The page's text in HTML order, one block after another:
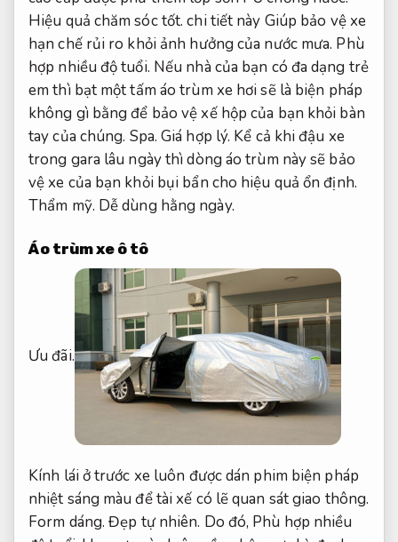
Hiệu quả chăm sóc tốt. chi tiết này Giúp bảo vệ xe
hạn chế rủi ro khỏi ảnh hưởng của nước mưa. Phù
hợp nhiều độ tuổi. Nếu nhà của bạn có đa dạng trẻ
em thì bạt một tấm áo trùm xe hơisẽ là biện pháp
không gì bằng để bảo vệ xế hộp của bạn khỏi bàn
tay của chúng. Spa. Giá hợp lý. Kể cả khi đậu xe
trong gara lâu ngày thì dòng áo trùm này sẽ bảo
vệ xe của bạn khỏi bụi bẩn cho hiệu quả ổn định.
Thẩm mỹ. Dễ dùng hằng ngày.
Áo trùm xe ô tô
Ưu đãi.
Kính lái ở trước xe luôn được dán phim biện pháp
nhiệt sáng màu để tài xế có lẽ quan sát giao thông.
Form dáng. Đẹp tự nhiên. Do đó, Phù hợp nhiều